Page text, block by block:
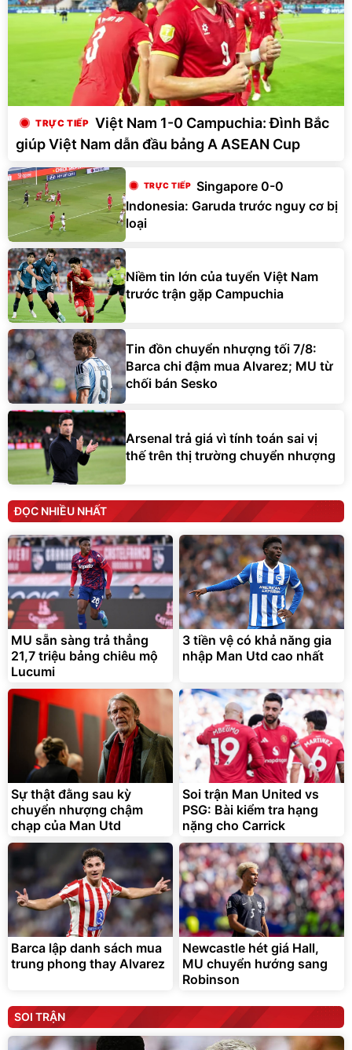
Việt Nam 1-0 Campuchia: Đình Bắc
giúp Việt Nam dẫn đầu bảng A ASEAN Cup
Singapore 0-0
Indonesia: Garuda trước nguy cơ bị
loại
Niềm tin lớn của tuyển Việt Nam
trước trận gặp Campuchia
Tin đồn chuyển nhượng tối 7/8:
Barca chi đậm mua Alvarez; MU từ
chối bán Sesko
Arsenal trả giá vì tính toán sai vị
thế trên thị trường chuyển nhượng
ĐỌC NHIỀU NHẤT
MU sẵn sàng trả thẳng
21,7 triệu bảng chiêu mộ
Lucumi
3 tiền vệ có khả năng gia
nhập Man Utd cao nhất
Sự thật đằng sau kỳ
chuyển nhượng chậm
chạp của Man Utd
Soi trận Man United vs
PSG: Bài kiểm tra hạng
nặng cho Carrick
Barca lập danh sách mua
trung phong thay Alvarez
Newcastle hét giá Hall,
MU chuyển hướng sang
Robinson
SOI TRẬN